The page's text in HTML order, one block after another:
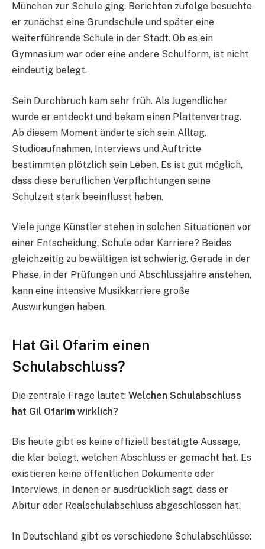
München zur Schule ging. Berichten zufolge besuchte
er zunächst eine Grundschule und später eine
weiterführende Schule in der Stadt. Ob es ein
Gymnasium war oder eine andere Schulform, ist nicht
eindeutig belegt.
Sein Durchbruch kam sehr früh. Als Jugendlicher
wurde er entdeckt und bekam einen Plattenvertrag.
Ab diesem Moment änderte sich sein Alltag.
Studioaufnahmen, Interviews und Auftritte
bestimmten plötzlich sein Leben. Es ist gut möglich,
dass diese beruflichen Verpflichtungen seine
Schulzeit stark beeinflusst haben.
Viele junge Künstler stehen in solchen Situationen vor
einer Entscheidung. Schule oder Karriere? Beides
gleichzeitig zu bewältigen ist schwierig. Gerade in der
Phase, in der Prüfungen und Abschlussjahre anstehen,
kann eine intensive Musikkarriere große
Auswirkungen haben.
Hat Gil Ofarim einen
Schulabschluss?
Die zentrale Frage lautet: Welchen Schulabschluss
hat Gil Ofarim wirklich?
Bis heute gibt es keine offiziell bestätigte Aussage,
die klar belegt, welchen Abschluss er gemacht hat. Es
existieren keine öffentlichen Dokumente oder
Interviews, in denen er ausdrücklich sagt, dass er
Abitur oder Realschulabschluss abgeschlossen hat.
In Deutschland gibt es verschiedene Schulabschlüsse: